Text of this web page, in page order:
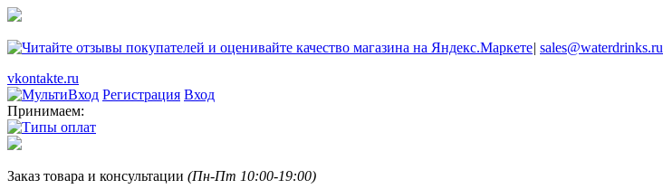
| sales@waterdrinks.ru
vkontakte.ru
Регистрация Вход
Принимаем:
Заказ товара и консультации (Пн-Пт 10:00-19:00)